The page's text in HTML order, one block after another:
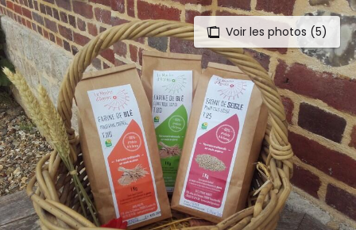
Aller
au
contenu
principal
Voir les photos (5)